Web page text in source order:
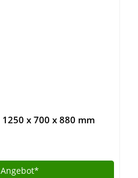
x 700 x 880 mm
Angebot*